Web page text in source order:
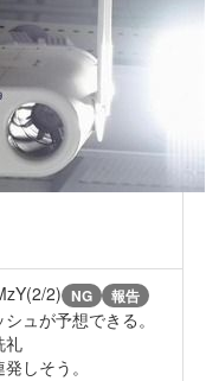
2) NG 報告
ュが予想できる。
礼
しそう。